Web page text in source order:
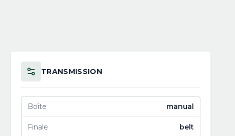
TRANSMISSION
Boîte manual
Finale belt